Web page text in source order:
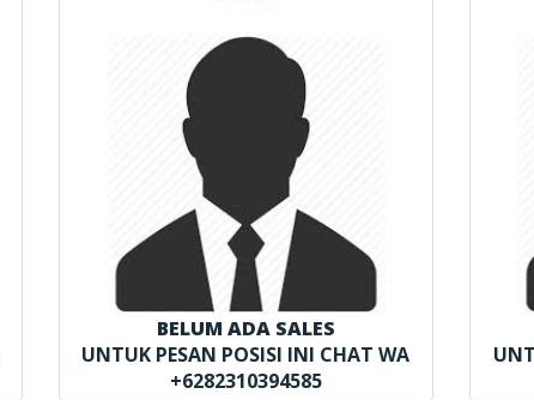
BELUM ADA SALES
UNTUK PESAN POSISI INI CHAT WA
+6282310394585